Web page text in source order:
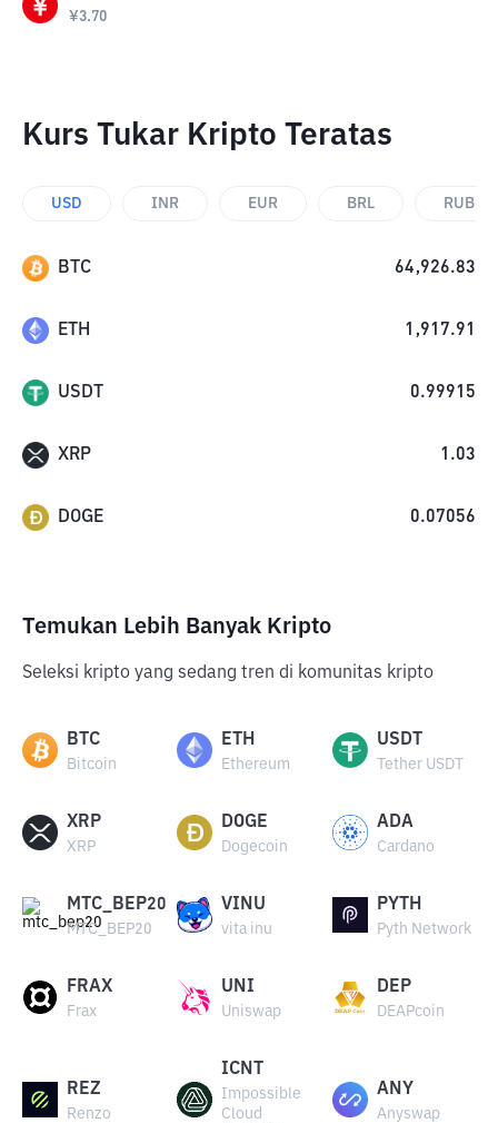
¥3.70
Kurs Tukar Kripto Teratas
USD INR EUR BRL RUB
BTC 64,926.83
ETH 1,917.91
USDT 0.99915
XRP 1.03
DOGE 0.07056
Temukan Lebih Banyak Kripto
Seleksi kripto yang sedang tren di komunitas kripto
BTC
Bitcoin
ETH
Ethereum
USDT
Tether USDT
XRP
XRP
DOGE
Dogecoin
ADA
Cardano
MTC_BEP20
MTC_BEP20
VINU
vita inu
PYTH
Pyth Network
FRAX
Frax
UNI
Uniswap
DEP
DEAPcoin
REZ
Renzo
ICNT
Impossible
Cloud
ANY
Anyswap